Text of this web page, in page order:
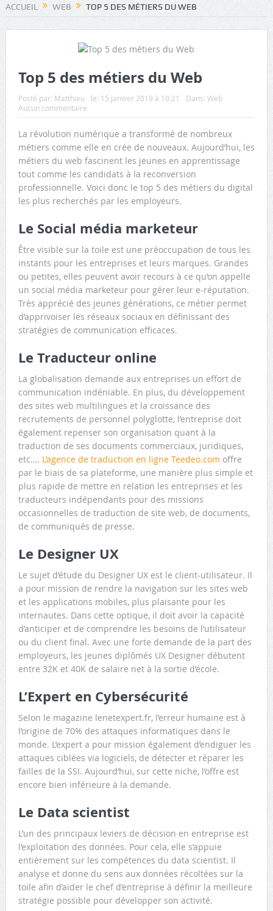
ACCUEIL WEB TOP 5 DES MÉTIERS DU WEB
Top 5 des métiers du Web
Posté par: Matthieu le: 15 janvier 2019 à 10:21 Dans: Web
Aucun commentaire
La révolution numérique a transformé de nombreux
métiers comme elle en crée de nouveaux. Aujourd’hui, les
métiers du web fascinent les jeunes en apprentissage
tout comme les candidats à la reconversion
professionnelle. Voici donc le top 5 des métiers du digital
les plus recherchés par les employeurs.
Le Social média marketeur
Être visible sur la toile est une préoccupation de tous les
instants pour les entreprises et leurs marques. Grandes
ou petites, elles peuvent avoir recours à ce qu’on appelle
un social média marketeur pour gérer leur e-réputation.
Très apprécié des jeunes générations, ce métier permet
d’apprivoiser les réseaux sociaux en définissant des
stratégies de communication efficaces.
Le Traducteur online
La globalisation demande aux entreprises un effort de
communication indéniable. En plus, du développement
des sites web multilingues et la croissance des
recrutements de personnel polyglotte, l’entreprise doit
également repenser son organisation quant à la
traduction de ses documents commerciaux, juridiques,
etc…. L’agence de traduction en ligne Teedeo.com offre
par le biais de sa plateforme, une manière plus simple et
plus rapide de mettre en relation les entreprises et les
traducteurs indépendants pour des missions
occasionnelles de traduction de site web, de documents,
de communiqués de presse.
Le Designer UX
Le sujet d’étude du Designer UX est le client-utilisateur. Il
a pour mission de rendre la navigation sur les sites web
et les applications mobiles, plus plaisante pour les
internautes. Dans cette optique, il doit avoir la capacité
d’anticiper et de comprendre les besoins de l’utilisateur
ou du client final. Avec une forte demande de la part des
employeurs, les jeunes diplômés UX Designer débutent
entre 32K et 40K de salaire net à la sortie d’école.
L’Expert en Cybersécurité
Selon le magazine lenetexpert.fr, l’erreur humaine est à
l’origine de 70% des attaques informatiques dans le
monde. L’expert a pour mission également d’endiguer les
attaques ciblées via logiciels, de détecter et réparer les
failles de la SSI. Aujourd’hui, sur cette niche, l’offre est
encore bien inférieure à la demande.
Le Data scientist
L’un des principaux leviers de décision en entreprise est
l’exploitation des données. Pour cela, elle s’appuie
entièrement sur les compétences du data scientist. Il
analyse et donne du sens aux données récoltées sur la
toile afin d’aider le chef d’entreprise à définir la meilleure
stratégie possible pour développer son activité.